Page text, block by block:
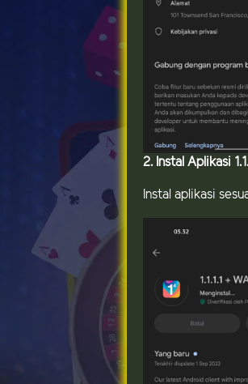
2. Instal Aplikasi
Instal aplikasi